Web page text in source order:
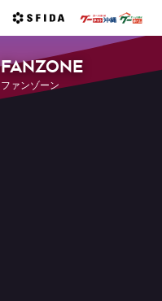
FANZONE
ファンゾーン